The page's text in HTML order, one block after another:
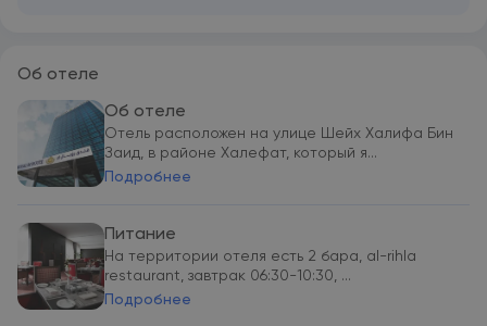
Об отеле
Об отеле
Отель расположен на улице Шейх Халифа Бин
Заид, в районе Халефат, который я...
Подробнее
Питание
На территории отеля есть 2 бара, al-rihla
restaurant, завтрак 06:30-10:30, ...
Подробнее